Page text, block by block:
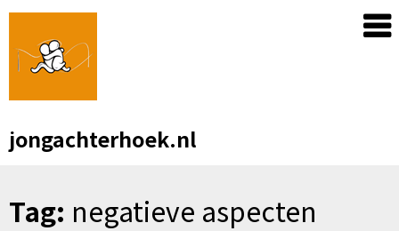
Skip
content
jongachterhoek.nl
Tag: negatieve aspecten